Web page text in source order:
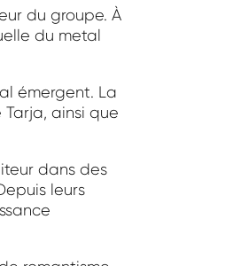
du groupe. À
du metal
émergent. La
ainsi que
dans des
leurs